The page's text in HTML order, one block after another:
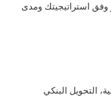
متاحة، اختر وفق استراتيجيتك ومدى
التحويل البنكي